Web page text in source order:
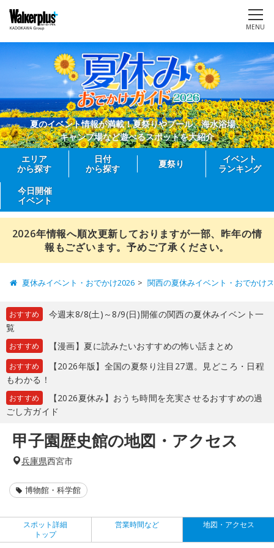
MENU
夏のイベント情報が満載！夏祭りやプール、海水浴場、
キャンプ場など遊べるスポットを大紹介
エリア
から探す
日付
から探す
夏祭り
イベント
ランキング
今日開催
イベント
2026年情報へ順次更新しておりますが一部、昨年の情
報もございます。予めご了承ください。
夏休みイベント・おでかけ2026 関西の夏休みイベント・おでかけ
おすすめ
今週末8/8(土)～8/9(日)開催の関西の夏休みイベント一
覧
おすすめ 【漫画】夏に読みたいおすすめの怖い話まとめ
おすすめ
【2026年版】全国の夏祭り注目27選。見どころ・日程
もわかる！
おすすめ
【2026夏休み】おうち時間を充実させるおすすめの過
ごし方ガイド
甲子園歴史館の地図・アクセス
兵庫県西宮市
博物館・科学館
スポット詳細
トップ
営業時間など 地図・アクセス